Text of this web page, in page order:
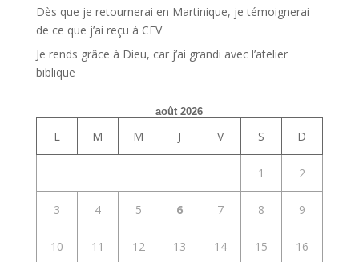
Dès que je retournerai en Martinique, je témoignerai
de ce que j’ai reçu à CEV
Je rends grâce à Dieu, car j’ai grandi avec l’atelier
biblique
août 2026
L M M J V S D
1 2
3 4 5 6 7 8 9
10 11 12 13 14 15 16